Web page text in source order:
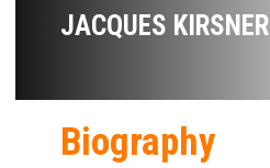
JACQUES KIRSNER
Biography